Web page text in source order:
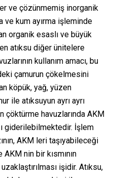
ve çözünmemiş inorganik
ve kum ayırma işleminde
organik esaslı ve büyük
atıksu diğer ünitelere
kullanım amacı, bu
çamurun çökelmesini
köpük, yağ, yüzen
ile atıksuyun ayrı ayrı
çöktürme havuzlarında AKM
giderilebilmektedir. İşlem
AKM leri taşıyabileceği
nin bir kısmının
işidir. Atıksu,